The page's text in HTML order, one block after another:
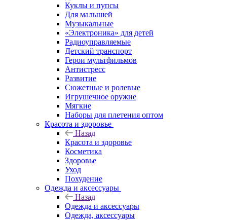
Куклы и пупсы
Для малышей
Музыкальные
«Электроника» для детей
Радиоуправляемые
Детский транспорт
Герои мультфильмов
Антистресс
Развитие
Сюжетные и ролевые
Игрушечное оружие
Мягкие
Наборы для плетения оптом
Красота и здоровье
Назад
Красота и здоровье
Косметика
Здоровье
Уход
Похудение
Одежда и аксессуары
Назад
Одежда и аксессуары
Одежда, аксессуары